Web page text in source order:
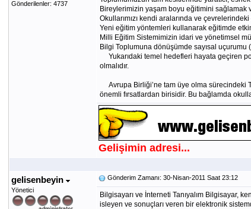
Gönderilenler: 4737
Bireylerimizin yaşam boyu eğitimini
Okullarımızı kendi aralarında ve
Yeni eğitim yöntemleri kullanarak eğitimde
Milli Eğitim Sistemimizin idari ve yönetimsel
Bilgi Toplumuna dönüşümde sayısal uçurumu
Yukarıdaki temel hedefleri hayata geçiren
olmalıdır.
Avrupa Birliği’ne tam üye olma sürecindeki
önemli fırsatlardan birisidir. Bu bağlamda
Gelişimin adresi...
gelisenbeyin
Yönetici
Gönderim Zamanı: 30-Nisan-2011 Saat 23:12
Bilgisayarı ve İnterneti Tanıyalım Bilgisayar,
isleyen ve sonuçları veren bir elektronik